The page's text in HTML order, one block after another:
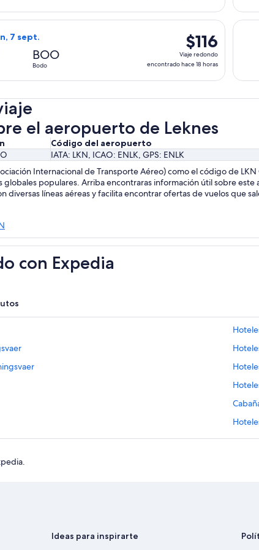
encontrado
hace
horas
7 sept.
BOO
Bodo
$116
Viaje
redondo,
encontrado
18
$116
Viaje redondo
encontrado hace 18 horas
de Widerøe, con salida el mar, 1 sept. desde Leknes
el aeropuerto de Leknes
Código del aeropuerto
IATA: LKN, ICAO: ENLK, GPS: ENLK
Internacional de Transporte Aéreo) como el código de
globales populares. Arriba encontraras información útil sobre
diversas líneas aéreas y facilita encontrar ofertas de vuelos que
con Expedia
Ideas para inspirarte